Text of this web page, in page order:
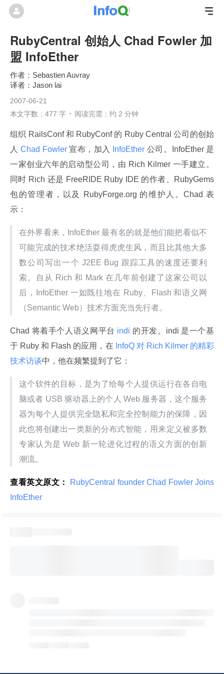
RubyCentral 创始人 Chad Fowler 加
盟 InfoEther
Sebastien Auvray
Jason lai
2007-06-21
本文字数：477 字
阅读完需：约 2 分钟
组织 RailsConf 和 RubyConf 的 Ruby Central 公司的创始
人 Chad Fowler 宣布，加入 InfoEther 公司。InfoEther 是
一家创业六年的启动型公司，由 Rich Kilmer 一手建立。
同时 Rich 还是 FreeRIDE Ruby IDE 的作者、RubyGems
包的管理者，以及 RubyForge.org 的维护人。Chad 表
示：
在外界看来，InfoEther 最有名的就是他们能把看似不
可能完成的技术绝活耍得虎虎生风，而且比其他大多
数公司写出一个 J2EE Bug 跟踪工具的速度还要利
索。自从 Rich 和 Mark 在几年前创建了这家公司以
后，InfoEther 一如既往地在 Ruby、Flash 和语义网
（Semantic Web）技术方面充当先行者。
Chad 将着手个人语义网平台 indi 的开发。indi 是一个基
于 Ruby 和 Flash 的应用，在 InfoQ 对 Rich Kilmer 的精彩
技术访谈中，他在频繁提到了它：
这个软件的目标，是为了给每个人提供运行在各自电
脑或者 USB 驱动器上的个人 Web 服务器，这个服务
器为每个人提供完全隐私和完全控制能力的保障，因
此也将创建出一类新的分布式智能，用来定义被多数
专家认为是 Web 新一轮进化过程的语义方面的创新
潮流。
查看英文原文：
RubyCentral founder Chad Fowler Joins
InfoEther